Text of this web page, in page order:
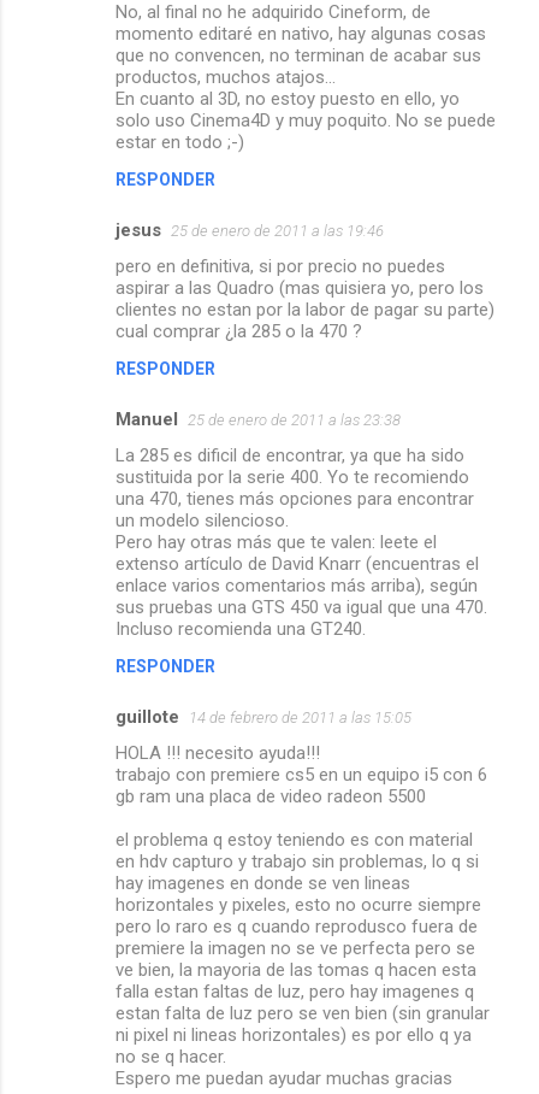
No, al final no he adquirido Cineform, de
momento editaré en nativo, hay algunas cosas
que no convencen, no terminan de acabar sus
productos, muchos atajos...
En cuanto al 3D, no estoy puesto en ello, yo
solo uso Cinema4D y muy poquito. No se puede
estar en todo ;-)
RESPONDER
jesus 25 de enero de 2011 a las 19:46
pero en definitiva, si por precio no puedes
aspirar a las Quadro (mas quisiera yo, pero los
clientes no estan por la labor de pagar su parte)
cual comprar ¿la 285 o la 470 ?
RESPONDER
Manuel 25 de enero de 2011 a las 23:38
La 285 es dificil de encontrar, ya que ha sido
sustituida por la serie 400. Yo te recomiendo
una 470, tienes más opciones para encontrar
un modelo silencioso.
Pero hay otras más que te valen: leete el
extenso artículo de David Knarr (encuentras el
enlace varios comentarios más arriba), según
sus pruebas una GTS 450 va igual que una 470.
Incluso recomienda una GT240.
RESPONDER
guillote 14 de febrero de 2011 a las 15:05
HOLA !!! necesito ayuda!!!
trabajo con premiere cs5 en un equipo i5 con 6
gb ram una placa de video radeon 5500
el problema q estoy teniendo es con material
en hdv capturo y trabajo sin problemas, lo q si
hay imagenes en donde se ven lineas
horizontales y pixeles, esto no ocurre siempre
pero lo raro es q cuando reprodusco fuera de
premiere la imagen no se ve perfecta pero se
ve bien, la mayoria de las tomas q hacen esta
falla estan faltas de luz, pero hay imagenes q
estan falta de luz pero se ven bien (sin granular
ni pixel ni lineas horizontales) es por ello q ya
no se q hacer.
Espero me puedan ayudar muchas gracias